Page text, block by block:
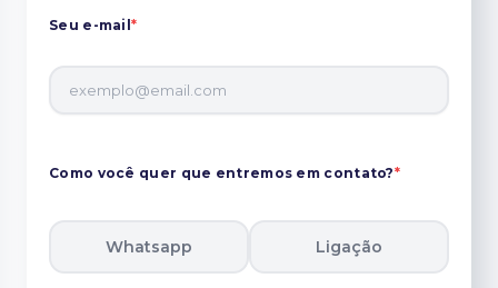
Seu e-mail*
Como você quer que entremos em contato?*
Whatsapp Ligação